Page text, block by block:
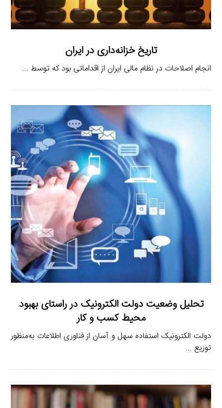
تاریخ خزانه‌داری در ایران
انجام اصلاحات در نظام مالی ایران از اقداماتی بود که توسط ...
تحلیل وضعیت دولت الکترونیک در راستای بهبود
محیط کسب و کار
دولت الکترونیک استفاده سهل و آسان از فناوری اطلاعات به‌منظور
توزیع ...